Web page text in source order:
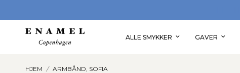
ALLE SMYKKER GAVER
HJEM / ARMBÅND, SOFIA